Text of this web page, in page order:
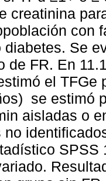
creatinina
con
diabetes. Se
de FR. En
el
se estimó
aisladas o
no